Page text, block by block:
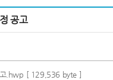
공고
.hwp [ 129,536 byte ]